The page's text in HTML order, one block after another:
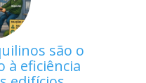
são o
à eficiência